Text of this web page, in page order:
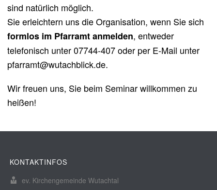
sind natürlich möglich.
Sie erleichtern uns die Organisation, wenn Sie sich
formlos im Pfarramt anmelden, entweder
telefonisch unter 07744-407 oder per E-Mail unter
pfarramt@wutachblick.de.
Wir freuen uns, Sie beim Seminar willkommen zu
heißen!
KONTAKTINFOS
ev. Kirchengemeinde Wutachtal